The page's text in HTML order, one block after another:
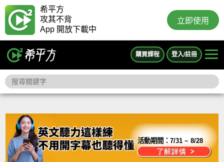
希平方
攻其不背
App 開放下載中
立即使用
購買課程 登入/註冊
活動期間：7/31 ~ 8/28